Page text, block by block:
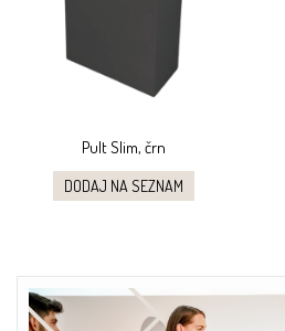
Pult Slim, črn
DODAJ NA SEZNAM